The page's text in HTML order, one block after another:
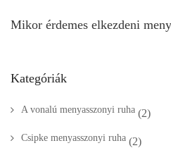
Mikor érdemes elkezdeni
Kategóriák
A vonalú menyasszonyi ruha (2)
Csipke menyasszonyi ruha (2)